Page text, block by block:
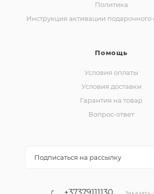
Политика
Инструкция активации подарочного
Помощь
Условия оплаты
Условия доставки
Гарантия на товар
Вопрос-ответ
Подписаться на рассылку